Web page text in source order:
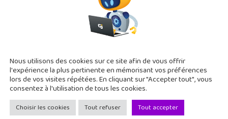
lire des mangas mais tu ne trouves pas de site correct et
des animes, découvre Mangas.io pour lire des mangas.
BD : L’Ogre Lion (T1) Le lion barbare, un conte
Nous utilisons des cookies sur ce site afin de vous offrir
l'expérience la plus pertinente en mémorisant vos préférences
lors de vos visites répétées. En cliquant sur "Accepter tout", vous
consentez à l'utilisation de tous les cookies.
Choisir les cookies Tout refuser Tout accepter